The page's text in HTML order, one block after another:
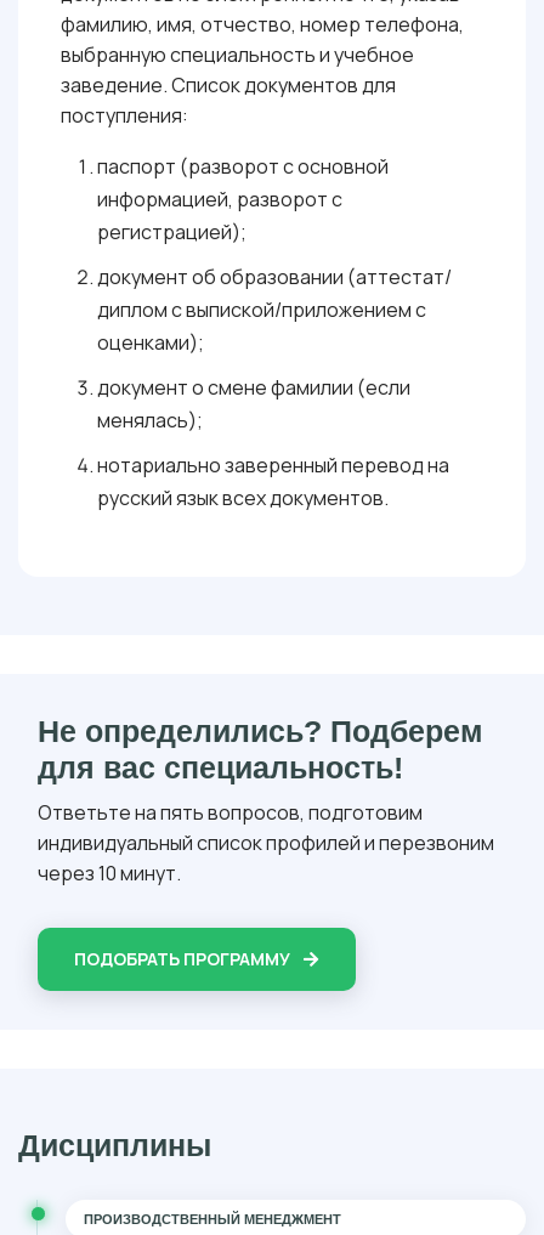
фамилию, имя, отчество, номер телефона,
выбранную специальность и учебное
заведение. Список документов для
поступления:
паспорт (разворот с основной
информацией, разворот с
регистрацией);
документ об образовании (аттестат/
диплом с выпиской/приложением с
оценками);
документ о смене фамилии (если
менялась);
нотариально заверенный перевод на
русский язык всех документов.
Не определились? Подберем
для вас специальность!
Ответьте на пять вопросов, подготовим
индивидуальный список профилей и перезвоним
через 10 минут.
ПОДОБРАТЬ ПРОГРАММУ
Дисциплины
ПРОИЗВОДСТВЕННЫЙ МЕНЕДЖМЕНТ